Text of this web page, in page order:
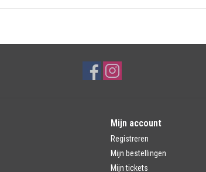
Mijn account
Registreren
Mijn bestellingen
Mijn tickets